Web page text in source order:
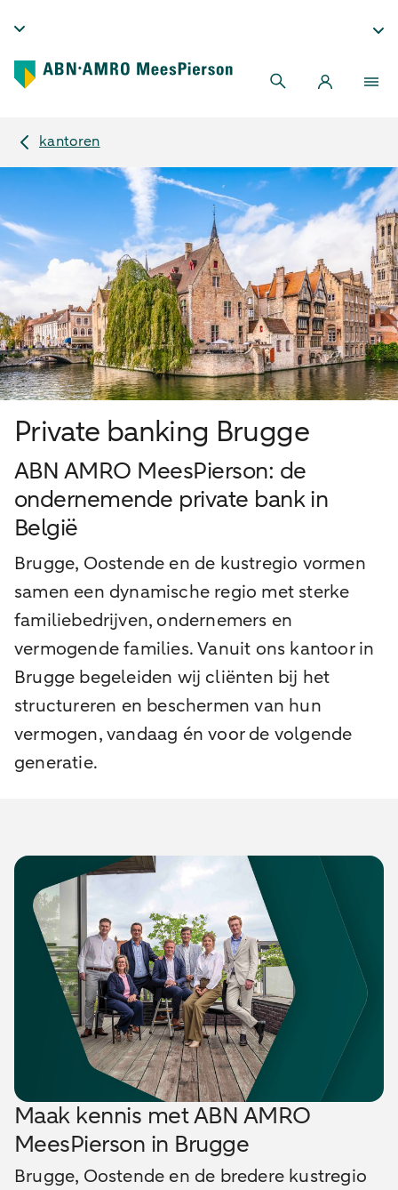
kantoren
Private banking Brugge
ABN AMRO MeesPierson: de
ondernemende private bank in
België
Brugge, Oostende en de kustregio vormen
samen een dynamische regio met sterke
familiebedrijven, ondernemers en
vermogende families. Vanuit ons kantoor in
Brugge begeleiden wij cliënten bij het
structureren en beschermen van hun
vermogen, vandaag én voor de volgende
generatie.
Maak kennis met ABN AMRO
MeesPierson in Brugge
Brugge, Oostende en de bredere kustregio